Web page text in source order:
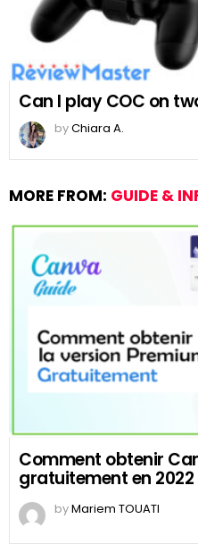
Can I play COC on
byChiara A.
MORE FROM: GUIDE &
Comment obtenir
gratuitement en 2022
byMariem TOUATI